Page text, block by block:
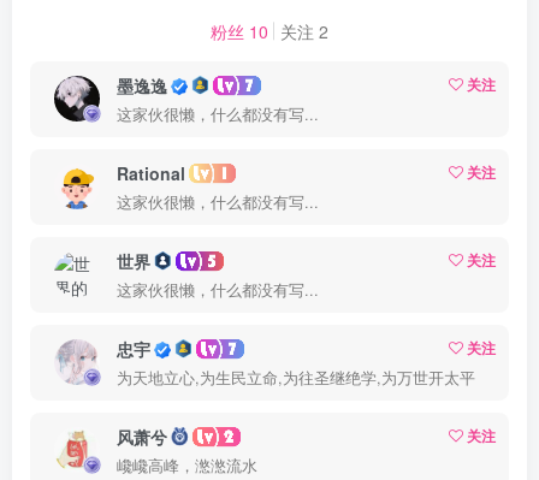
粉丝 10 关注 2
墨逸逸
关注
这家伙很懒，什么都没有写...
Rational
关注
这家伙很懒，什么都没有写...
世界
关注
这家伙很懒，什么都没有写...
忠宇
关注
为天地立心,为生民立命,为往圣继绝学,为万世开太平
风萧兮
关注
巉巉高峰，滺滺流水